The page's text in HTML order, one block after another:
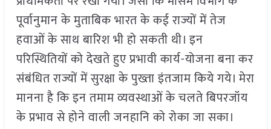
पूर्वानुमान के मुताबिक भारत के कई राज्यों में तेज
हवाओं के साथ बारिश भी हो सकती थी। इन
परिस्थितियों को देखते हुए प्रभावी कार्य-योजना बना कर
संबंधित राज्यों में सुरक्षा के पुख्ता इंतजाम किये गये। मेरा
मानना है कि इन तमाम व्यवस्थाओं के चलते बिपरजॉय
के प्रभाव से होने वाली जनहानि को रोका जा सका।